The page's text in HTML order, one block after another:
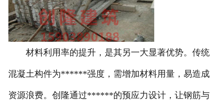
材料利用率的提升，是其另一大显著优势。传统
混凝土构件为******强度，需增加材料用量，易造成
资源浪费。创隆通过******的预应力设计，让钢筋与